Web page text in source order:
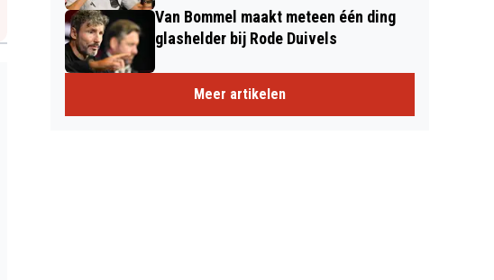
Van Bommel maakt meteen één ding
glashelder bij Rode Duivels
Meer artikelen